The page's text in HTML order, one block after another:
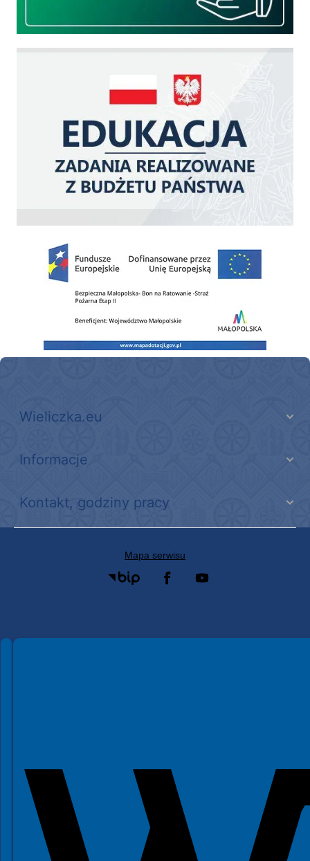
Zakup fabrycznie nowego, średniego samochodu ratowniczo-gaśniczego z
Wieliczka.eu
Informacje
Kontakt, godziny pracy
Mapa serwisu
Spełniamy standardy WCAG 2.2
Spełniamy standardy W3C